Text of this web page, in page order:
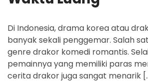
Di Indonesia, drama korea atau
banyak sekali penggemar. Salah
genre drakor komedi romantis.
pemainnya yang memiliki paras
cerita drakor juga sangat menarik